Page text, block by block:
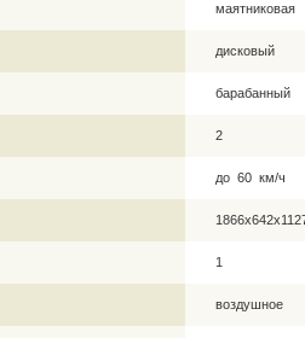
маятниковая
дисковый
барабанный
2
до 60 км/ч
1
воздушное